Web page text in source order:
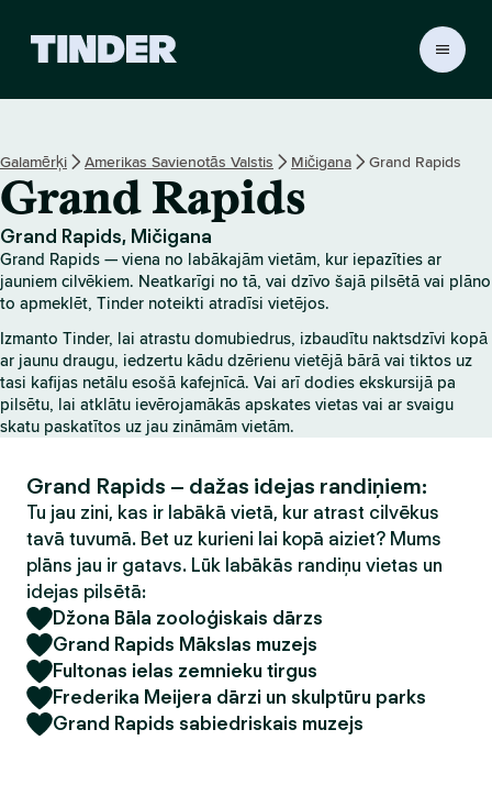
r
s
ā
k
u
m
l
p
a
Galamērķi Amerikas Savienotās Valstis Mičigana Grand Rapids
Grand Rapids
Grand Rapids, Mičigana
Grand Rapids — viena no labākajām vietām, kur iepazīties ar
jauniem cilvēkiem. Neatkarīgi no tā, vai dzīvo šajā pilsētā vai plāno
to apmeklēt, Tinder noteikti atradīsi vietējos.
Izmanto Tinder, lai atrastu domubiedrus, izbaudītu naktsdzīvi kopā
ar jaunu draugu, iedzertu kādu dzērienu vietējā bārā vai tiktos uz
tasi kafijas netālu esošā kafejnīcā. Vai arī dodies ekskursijā pa
pilsētu, lai atklātu ievērojamākās apskates vietas vai ar svaigu
skatu paskatītos uz jau zināmām vietām.
Grand Rapids – dažas idejas randiņiem:
Tu jau zini, kas ir labākā vietā, kur atrast cilvēkus
tavā tuvumā. Bet uz kurieni lai kopā aiziet? Mums
plāns jau ir gatavs. Lūk labākās randiņu vietas un
idejas pilsētā:
Džona Bāla zooloģiskais dārzs
Grand Rapids Mākslas muzejs
Fultonas ielas zemnieku tirgus
Frederika Meijera dārzi un skulptūru parks
Grand Rapids sabiedriskais muzejs